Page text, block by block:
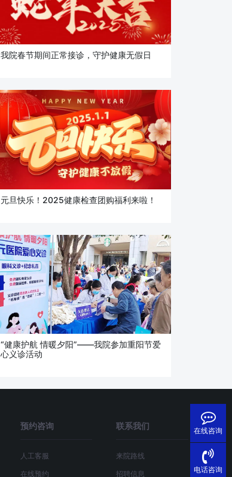
我院春节期间正常接诊，守护健康无假日
元旦快乐！2025健康检查团购福利来啦！
“健康护航 情暖夕阳”——我院参加重阳节爱
心义诊活动
预约咨询
人工客服
在线预约
联系我们
来院路线
招聘信息
在线咨询
电话咨询